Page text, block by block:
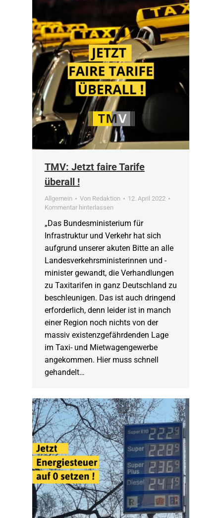
TMV: Jetzt faire Tarife
überall !
Allgemein Von Redaktion
12. April 2022
Kommentar hinterlassen
„Das Bundesministerium für
Infrastruktur und Verkehr hat sich
aufgrund unserer akuten Bitte an alle
Landesverkehrsministerinnen und -
minister gewandt, die Verhandlungen
zu Taxitarifen in ganz Deutschland zu
beschleunigen. Das ist auch dringend
erforderlich, denn leider ist in manch
einer Region noch nichts von der
massiv existenzgefährdenden Lage
im Taxi- und Mietwagengewerbe
angekommen. Hier muss schnell
gehandelt…